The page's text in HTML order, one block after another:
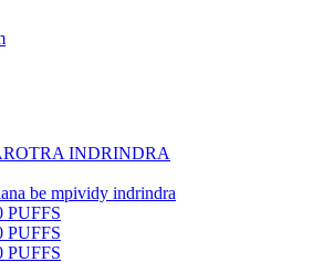
INDRINDRA
be mpividy indrindra
PUFFS
PUFFS
PUFFS